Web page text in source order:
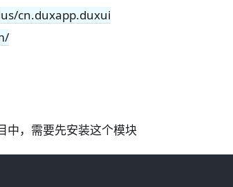
cn.duxapp.duxui
中，需要先安装这个模块